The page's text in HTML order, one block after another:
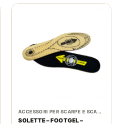
ACCESSORI PER SCARPE E SCARPONI
SOLETTE – FOOTGEL –